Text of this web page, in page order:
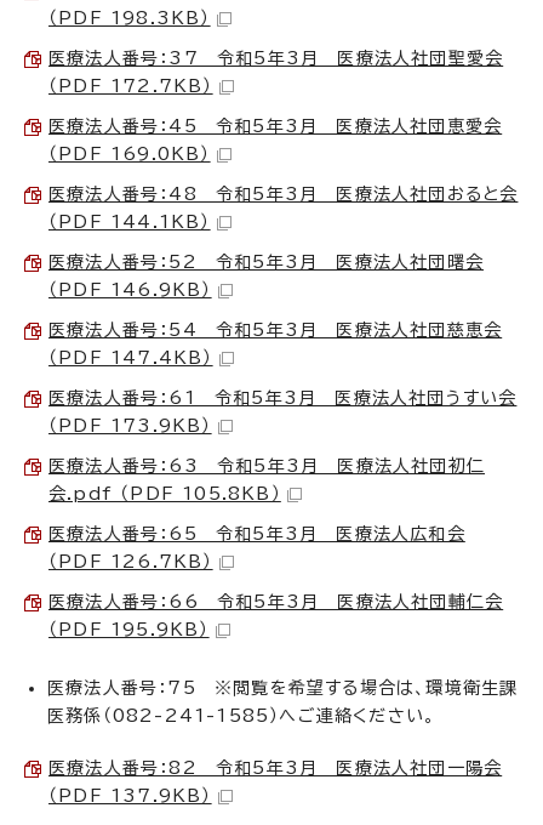
（PDF 198.3KB）
医療法人番号：37 令和5年3月 医療法人社団聖愛会
（PDF 172.7KB）
医療法人番号：45 令和5年3月 医療法人社団恵愛会
（PDF 169.0KB）
医療法人番号：48 令和5年3月 医療法人社団おると会
（PDF 144.1KB）
医療法人番号：52 令和5年3月 医療法人社団曙会
（PDF 146.9KB）
医療法人番号：54 令和5年3月 医療法人社団慈恵会
（PDF 147.4KB）
医療法人番号：61 令和5年3月 医療法人社団うすい会
（PDF 173.9KB）
医療法人番号：63 令和5年3月 医療法人社団初仁
会.pdf （PDF 105.8KB）
医療法人番号：65 令和5年3月 医療法人広和会
（PDF 126.7KB）
医療法人番号：66 令和5年3月 医療法人社団輔仁会
（PDF 195.9KB）
医療法人番号：75 ※閲覧を希望する場合は、環境衛生課
医務係（082-241-1585）へご連絡ください。
医療法人番号：82 令和5年3月 医療法人社団一陽会
（PDF 137.9KB）